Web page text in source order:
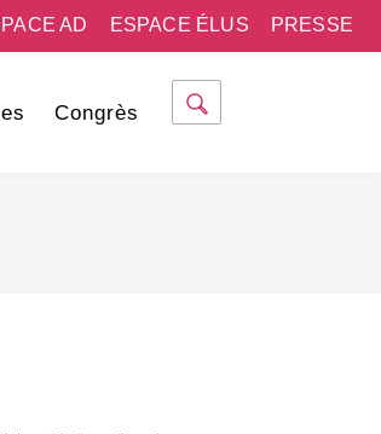
PRESSE
ESPACE ÉLUS
AD
Congrès